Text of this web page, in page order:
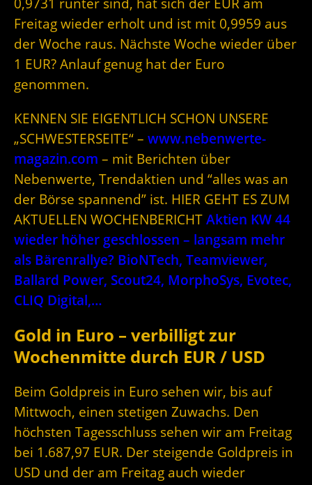
Freitag wieder erholt und ist mit 0,9959 aus
der Woche raus. Nächste Woche wieder über
1 EUR? Anlauf genug hat der Euro
genommen.
KENNEN SIE EIGENTLICH SCHON UNSERE
„SCHWESTERSEITE“ – www.nebenwerte-
magazin.com – mit Berichten über
Nebenwerte, Trendaktien und “alles was an
der Börse spannend” ist. HIER GEHT ES ZUM
AKTUELLEN WOCHENBERICHT Aktien KW 44
wieder höher geschlossen – langsam mehr
als Bärenrallye? BioNTech, Teamviewer,
Ballard Power, Scout24, MorphoSys, Evotec,
CLIQ Digital,…
Gold in Euro – verbilligt zur
Wochenmitte durch EUR / USD
Beim Goldpreis in Euro sehen wir, bis auf
Mittwoch, einen stetigen Zuwachs. Den
höchsten Tagesschluss sehen wir am Freitag
bei 1.687,97 EUR. Der steigende Goldpreis in
USD und der am Freitag auch wieder